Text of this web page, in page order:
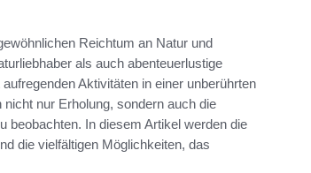
Reichtum an Natur und
als auch abenteuerlustige
Aktivitäten in einer unberührten
nicht nur Erholung, sondern auch die
beobachten. In diesem Artikel werden die
die vielfältigen Möglichkeiten, das